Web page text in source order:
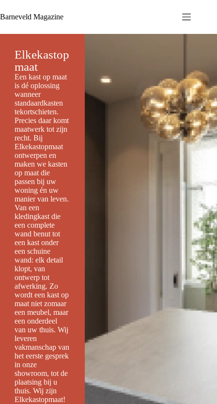
Barneveld Magazine
Elkekastop
maat
Een kast op maat
is dé oplossing
wanneer
standaardkasten
tekortschieten.
Precies daar komt
maatwerk tot zijn
recht. Bij
Elkekastopmaat
ontwerpen en
maken we kasten
op maat die
passen bij uw
woning én uw
manier van leven.
Van een
kledingkast die
een complete
wand benut tot
een kast onder
een schuine
wand: elk detail
klopt, van
ontwerp tot
afwerking. Zo
wordt een kast op
maat niet zomaar
een meubel, maar
een onderdeel
van uw thuis. Wij
leveren
vakmanschap van
het eerste gesprek
in onze
showroom, tot de
plaatsing bij u
thuis. Wij zijn
Elkekastopmaat!